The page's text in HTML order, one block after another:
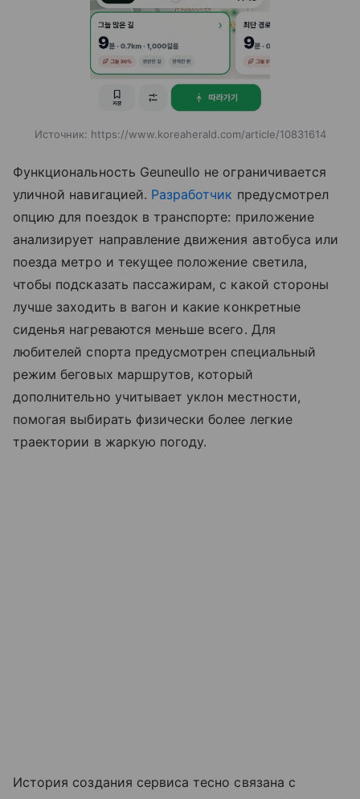
Источник: https://www.koreaherald.com/article/10831614
Функциональность Geuneullo не ограничивается
уличной навигацией. Разработчик предусмотрел
опцию для поездок в транспорте: приложение
анализирует направление движения автобуса или
поезда метро и текущее положение светила,
чтобы подсказать пассажирам, с какой стороны
лучше заходить в вагон и какие конкретные
сиденья нагреваются меньше всего. Для
любителей спорта предусмотрен специальный
режим беговых маршрутов, который
дополнительно учитывает уклон местности,
помогая выбирать физически более легкие
траектории в жаркую погоду.
История создания сервиса тесно связана с